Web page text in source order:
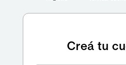
Creá tu